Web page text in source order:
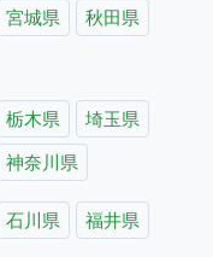
宮城県
秋田県
栃木県
埼玉県
神奈川県
石川県
福井県